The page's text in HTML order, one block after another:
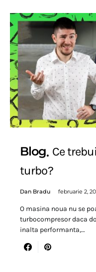
Blog Ce
turbo?
Dan Bradu februarie 2,
O masina noua nu se
turbocompresor daca
inalta performanta,…